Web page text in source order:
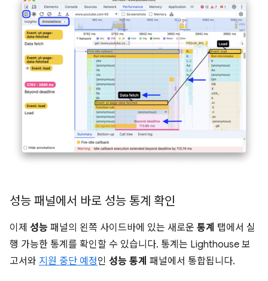
성능 패널에서 바로 성능 통계 확인
이제 성능 패널의 왼쪽 사이드바에 있는 새로운 통계 탭에서 실
행 가능한 통계를 확인할 수 있습니다. 통계는 Lighthouse 보
고서와 지원 중단 예정인 성능 통계 패널에서 통합됩니다.